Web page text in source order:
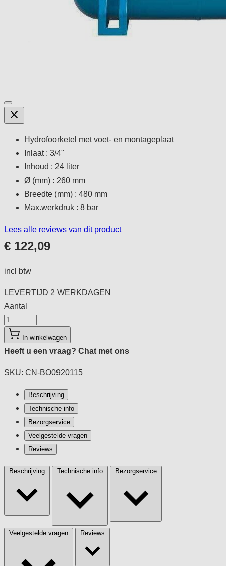
Hydrofoorketel met voet- en montageplaat
Inlaat : 3/4"
Inhoud : 24 liter
Ø (mm) : 260 mm
Breedte (mm) : 480 mm
Max.werkdruk : 8 bar
Lees alle reviews van dit product
€ 122,09
incl btw
LEVERTIJD 2 WERKDAGEN
Aantal
Aantal
In winkelwagen
Heeft u een vraag? Chat met ons
SKU: CN-BO0920115
Beschrijving
Technische info
Bezorgservice
Veelgestelde vragen
Reviews
Beschrijving Technische info Bezorgservice
Veelgestelde vragen Reviews